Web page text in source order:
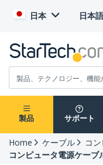
日本 日本語
製品 サポート
Home ケーブル
コ
コンピュータ電源ケーブ